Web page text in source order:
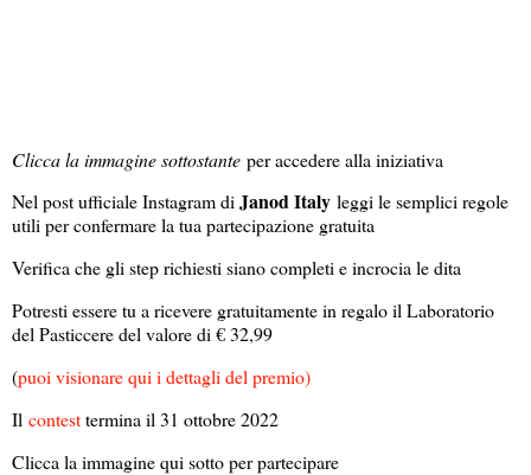
Clicca la immagine sottostante per accedere alla iniziativa
Nel post ufficiale Instagram diJanod Italy leggi le semplici regole
utili per confermare la tua partecipazione gratuita
Verifica che gli step richiesti siano completi e incrocia le dita
Potresti essere tu a ricevere gratuitamente in regalo il Laboratorio
del Pasticcere del valore di € 32,99
(puoi visionare qui i dettagli del premio)
Il contesttermina il 31 ottobre 2022
Clicca la immagine qui sotto per partecipare